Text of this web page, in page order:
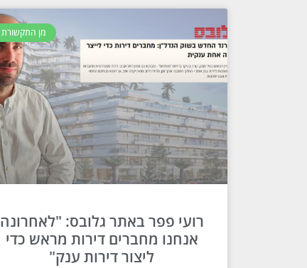
מן התקשורת
רועי פפר באתר גלובס: "לאחרונה
אנחנו מחברים דירות מראש כדי
ליצור דירות ענק"